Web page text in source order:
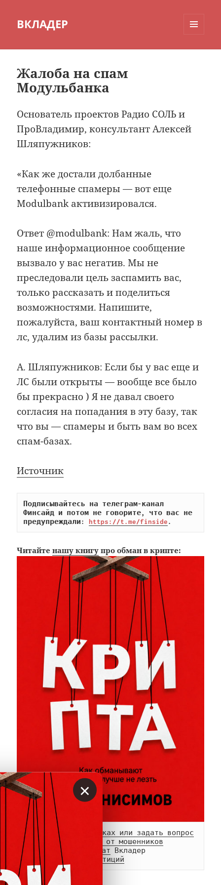
ВКЛАДЕР
Жалоба на спам
Модульбанка
Основатель проектов Радио СОЛЬ и
ПроВладимир, консультант Алексей
Шляпужников:
«Как же достали долбанные
телефонные спамеры — вот еще
Modulbank активизировался.
Ответ @modulbank: Нам жаль, что
наше информационное сообщение
вызвало у вас негатив. Мы не
преследовали цель заспамить вас,
только рассказать и поделиться
возможностями. Напишите,
пожалуйста, ваш контактный номер в
лс, удалим из базы рассылки.
А. Шляпужников: Если бы у вас еще и
ЛС были открыты — вообще все было
бы прекрасно ) Я не давал своего
согласия на попадания в эту базу, так
что вы — спамеры и быть вам во всех
спам-базах.
Источник
Подписывайтесь на телеграм-канал
Финсайд и потом не говорите, что вас не
предупреждали: https://t.me/finside.
Читайтенашу книгу про обман в крипте:
Сообщить о мошенниках или задать вопрос
Памятка о возврате от мошенников
Телеграм-
чат
Белый список инвестиций
×